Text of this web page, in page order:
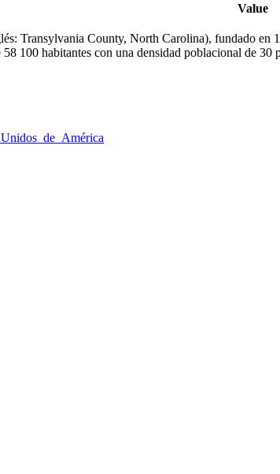
Value
Transylvania County, North Carolina), fundado en
100 habitantes con una densidad poblacional de 30